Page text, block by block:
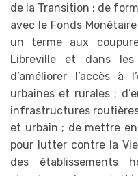
de la Transition ; de
avec le Fonds
un terme aux
Libreville et dans
d’améliorer l’accès à
urbaines et rurales ;
infrastructures
et urbain ; de mettre
pour lutter contre la
des établissements